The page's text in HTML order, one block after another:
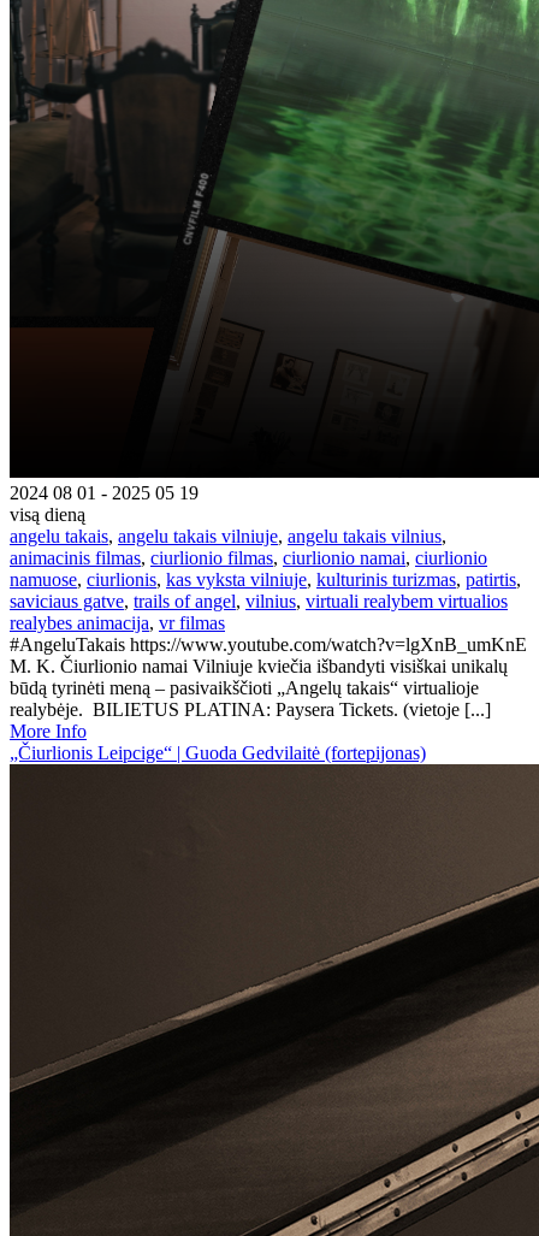
2024 08 01 - 2025 05 19
visą dieną
angelu takais, angelu takais vilniuje, angelu takais vilnius,
animacinis filmas, ciurlionio filmas, ciurlionio namai, ciurlionio
namuose, ciurlionis, kas vyksta vilniuje, kulturinis turizmas, patirtis,
saviciaus gatve, trails of angel, vilnius, virtuali realybem virtualios
realybes animacija, vr filmas
#AngeluTakais https://www.youtube.com/watch?v=lgXnB_umKnE
M. K. Čiurlionio namai Vilniuje kviečia išbandyti visiškai unikalų
būdą tyrinėti meną – pasivaikščioti „Angelų takais“ virtualioje
realybėje. BILIETUS PLATINA: Paysera Tickets. (vietoje [...]
More Info
„Čiurlionis Leipcige“ | Guoda Gedvilaitė (fortepijonas)